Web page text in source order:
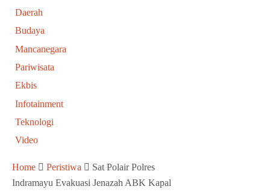
Daerah
Budaya
Mancanegara
Pariwisata
Ekbis
Infotainment
Teknologi
Video
Home Peristiwa
Sat Polair Polres
Indramayu Evakuasi Jenazah ABK Kapal